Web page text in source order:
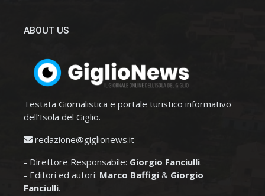
ABOUT US
Testata Giornalistica e portale turistico informativo
dell'Isola del Giglio.
redazione@giglionews.it
- Direttore Responsabile: Giorgio Fanciulli.
- Editori ed autori: Marco Baffigi & Giorgio
Fanciulli.